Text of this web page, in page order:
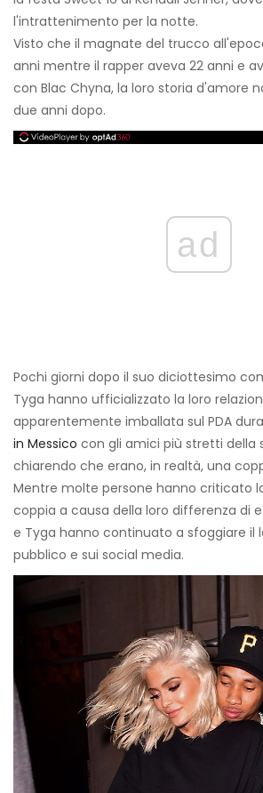
l'intrattenimento per la notte.
Visto che il magnate del trucco
anni mentre il rapper aveva 22 anni e
con Blac Chyna, la loro storia d'amore
due anni dopo.
ad
Pochi giorni dopo il suo diciottesimo
Tyga hanno ufficializzato la loro
apparentemente imballata sul PDA
in Messico con gli amici più stretti della
chiarendo che erano, in realtà, una
Mentre molte persone hanno criticato
coppia a causa della loro differenza di
e Tyga hanno continuato a sfoggiare il
pubblico e sui social media.